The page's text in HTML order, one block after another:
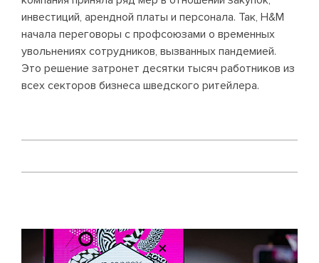
инвестиций, арендной платы и персонала. Так, H&M
начала переговоры с профсоюзами о временных
увольнениях сотрудников, вызванных пандемией.
Это решение затронет десятки тысяч работников из
всех секторов бизнеса шведского ритейлера.